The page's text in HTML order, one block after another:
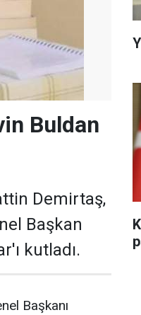
Buldan
Demirtaş,
Başkan
kutladı.
Başkanı